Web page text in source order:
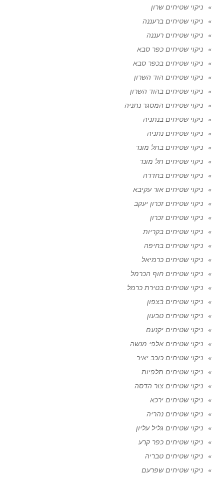
ניקוי שטיחים שרון
ניקוי שטיחים ברעננה
ניקוי שטיחים רעננה
ניקוי שטיחים כפר סבא
ניקוי שטיחים בכפר סבא
ניקוי שטיחים הוד השרון
ניקוי שטיחים בהוד השרון
ניקוי שטיחים המסגר נתניה
ניקוי שטיחים בנתניה
ניקוי שטיחים נתניה
ניקוי שטיחים בתל מונד
ניקוי שטיחים תל מונד
ניקוי שטיחים בחדרה
ניקוי שטיחים אור עקיבא
ניקוי שטיחים זכרון יעקב
ניקוי שטיחים זכרון
ניקוי שטיחים בקריות
ניקוי שטיחים בחיפה
ניקוי שטיחים כרמיאל
ניקוי שטיחים חוף הכרמל
ניקוי שטיחים בטירת כרמל
ניקוי שטיחים בצפון
ניקוי שטיחים טבעון
ניקוי שטיחים יקנעם
ניקוי שטיחים אלפי מנשה
ניקוי שטיחים כוכב יאיר
ניקוי שטיחים תלפיות
ניקוי שטיחים צור הדסה
ניקוי שטיחים ירכא
ניקוי שטיחים נהריה
ניקוי שטיחים גליל עליון
ניקוי שטיחים כפר קרע
ניקוי שטיחים טבריה
ניקוי שטיחים שפרעם